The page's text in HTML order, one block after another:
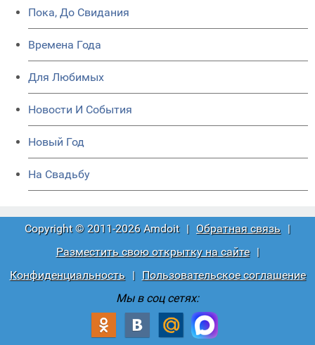
Пока, До Свидания
Времена Года
Для Любимых
Новости И События
Новый Год
На Свадьбу
Copyright © 2011-2026 Amdoit | Обратная связь |
Разместить свою открытку на сайте
|
Конфиденциальность
|
Пользовательское соглашение
Мы в соц сетях: